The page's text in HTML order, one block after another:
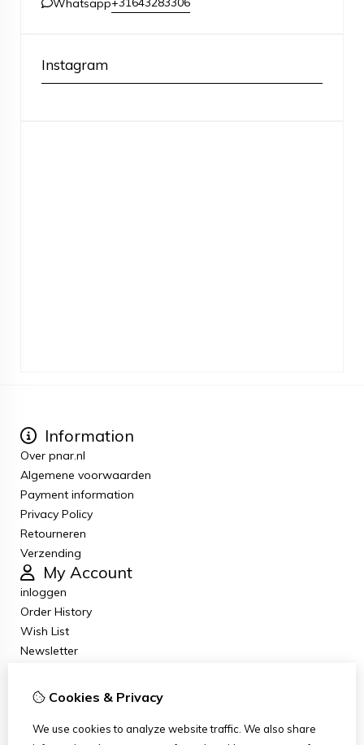
Instagram
Information
Over pnar.nl
Algemene voorwaarden
Payment information
Privacy Policy
Retourneren
Verzending
My Account
inloggen
Order History
Wish List
Newsletter
Contact Us
Site Map
Cookies & Privacy
We use cookies to analyze website traffic. We also share